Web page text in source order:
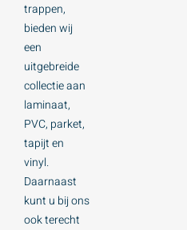
trappen,
bieden wij
een
uitgebreide
collectie aan
laminaat,
PVC, parket,
tapijt en
vinyl.
Daarnaast
kunt u bij ons
ook terecht